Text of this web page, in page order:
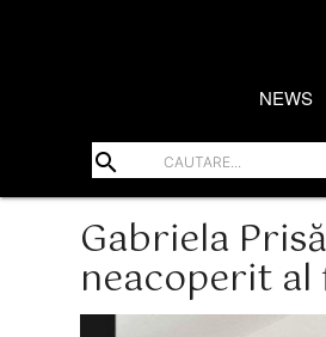
NEWS
search
Gabriela
neacoperit al